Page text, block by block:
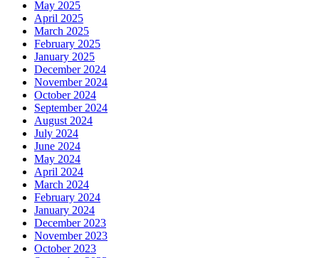
May 2025
April 2025
March 2025
February 2025
January 2025
December 2024
November 2024
October 2024
September 2024
August 2024
July 2024
June 2024
May 2024
April 2024
March 2024
February 2024
January 2024
December 2023
November 2023
October 2023